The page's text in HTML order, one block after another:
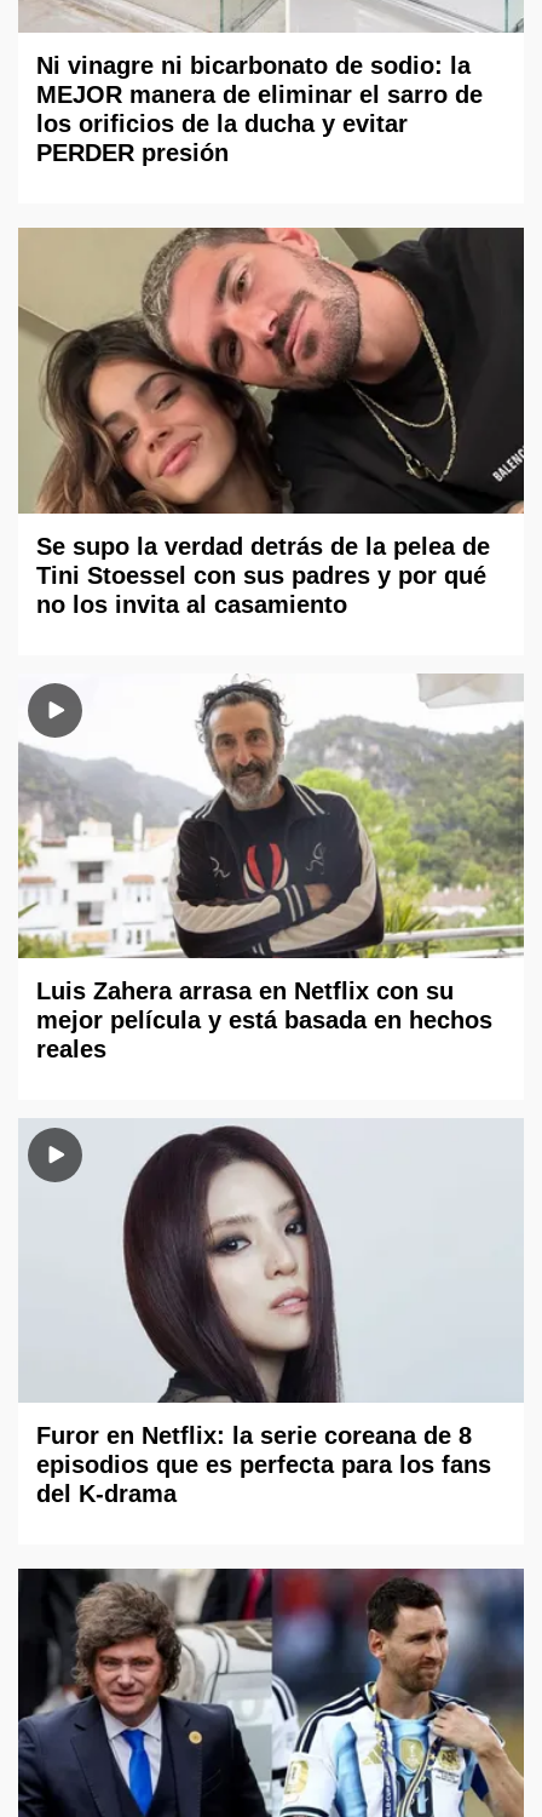
Ni vinagre ni bicarbonato de sodio: la
MEJOR manera de eliminar el sarro de
los orificios de la ducha y evitar
PERDER presión
Se supo la verdad detrás de la pelea de
Tini Stoessel con sus padres y por qué
no los invita al casamiento
Luis Zahera arrasa en Netflix con su
mejor película y está basada en hechos
reales
Furor en Netflix: la serie coreana de 8
episodios que es perfecta para los fans
del K-drama